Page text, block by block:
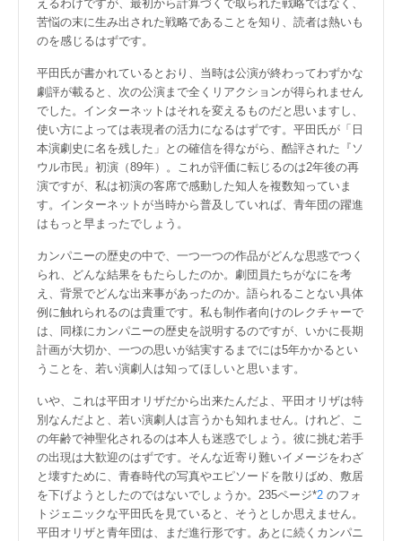
えるわけですが、最初から計算づくで取られた戦略ではなく、
苦悩の末に生み出された戦略であることを知り、読者は熱いも
のを感じるはずです。
平田氏が書かれているとおり、当時は公演が終わってわずかな
劇評が載ると、次の公演まで全くリアクションが得られません
でした。インターネットはそれを変えるものだと思いますし、
使い方によっては表現者の活力になるはずです。平田氏が「日
本演劇史に名を残した」との確信を得ながら、酷評された『ソ
ウル市民』初演（89年）。これが評価に転じるのは2年後の再
演ですが、私は初演の客席で感動した知人を複数知っていま
す。インターネットが当時から普及していれば、青年団の躍進
はもっと早まったでしょう。
カンパニーの歴史の中で、一つ一つの作品がどんな思惑でつく
られ、どんな結果をもたらしたのか。劇団員たちがなにを考
え、背景でどんな出来事があったのか。語られることない具体
例に触れられるのは貴重です。私も制作者向けのレクチャーで
は、同様にカンパニーの歴史を説明するのですが、いかに長期
計画が大切か、一つの思いが結実するまでには5年かかるとい
うことを、若い演劇人は知ってほしいと思います。
いや、これは平田オリザだから出来たんだよ、平田オリザは特
別なんだよと、若い演劇人は言うかも知れません。けれど、こ
の年齢で神聖化されるのは本人も迷惑でしょう。彼に挑む若手
の出現は大歓迎のはずです。そんな近寄り難いイメージをわざ
と壊すために、青春時代の写真やエピソードを散りばめ、敷居
を下げようとしたのではないでしょうか。235ページ*2 のフォ
トジェニックな平田氏を見ていると、そうとしか思えません。
平田オリザと青年団は、まだ進行形です。あとに続くカンパニ